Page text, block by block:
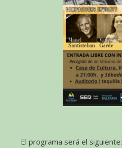
El programa será el siguiente: